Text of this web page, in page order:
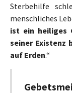
Sterbehilfe
menschliches
ist ein heiliges
seiner Existenz
auf Erden.“